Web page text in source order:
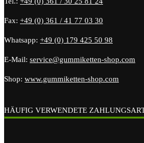
Fax: +49 (0) 361 / 41 77 03 30
Whatsapp: +49 (0) 179 425 50 98
E-Mail: service@gummiketten-shop.com
Shop: www.gummiketten-shop.com
HÄUFIG VERWENDETE